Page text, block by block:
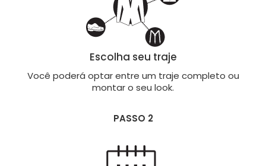
Escolha seu traje
Você poderá optar entre um traje completo ou
montar o seu look.
PASSO 2